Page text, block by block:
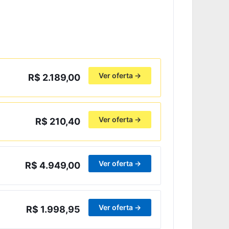
R$ 2.189,00 Ver oferta →
R$ 210,40 Ver oferta →
R$ 4.949,00 Ver oferta →
R$ 1.998,95 Ver oferta →